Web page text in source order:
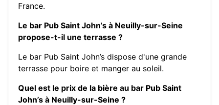
France.
Le bar Pub Saint John’s à Neuilly-sur-Seine
propose-t-il une terrasse ?
Le bar Pub Saint John’s dispose d'une grande
terrasse pour boire et manger au soleil.
Quel est le prix de la bière au bar Pub Saint
John’s à Neuilly-sur-Seine ?